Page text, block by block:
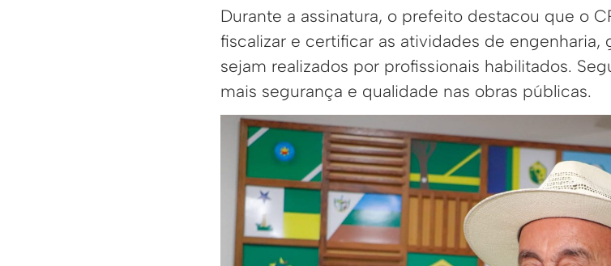
Durante a assinatura, o prefeito destacou que o
fiscalizar e certificar as atividades de
sejam realizados por profissionais habilitados.
mais segurança e qualidade nas obras públicas.